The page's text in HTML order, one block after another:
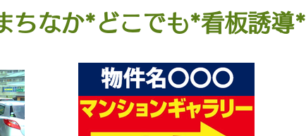
ちなか*どこでも*看板誘導*